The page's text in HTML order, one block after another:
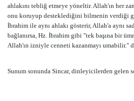
ahlakını tebliğ etmeye yöneltir. Allah'ın her
onu koruyup desteklediğini bilmenin verdiği
İbrahim ile aynı ahlakı gösterir, Allah'a aynı
bağlanırsa, Hz. İbrahim gibi "tek başına bir
Allah'ın izniyle cenneti kazanmayı umabilir."
Sunum sonunda Sincar, dinleyicilerden gelen